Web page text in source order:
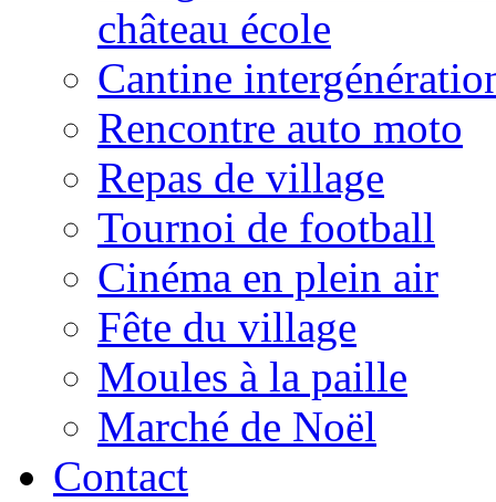
château école
Cantine
Rencontre auto moto
Repas de village
Tournoi de football
Cinéma en plein air
Fête du village
Moules à la paille
Marché de Noël
Contact